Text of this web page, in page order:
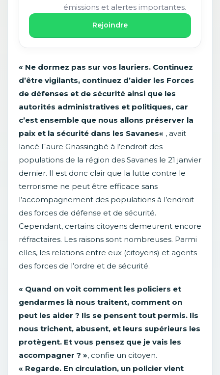
émissions et alertes importantes.
Rejoindre
« Ne dormez pas sur vos lauriers. Continuez
d’être vigilants, continuez d’aider les Forces
de défenses et de sécurité ainsi que les
autorités administratives et politiques, car
c’est ensemble que nous allons préserver la
paix et la sécurité dans les Savanes« , avait
lancé Faure Gnassingbé à l’endroit des
populations de la région des Savanes le 21 janvier
dernier. Il est donc clair que la lutte contre le
terrorisme ne peut être efficace sans
l’accompagnement des populations à l’endroit
des forces de défense et de sécurité.
Cependant, certains citoyens demeurent encore
réfractaires. Les raisons sont nombreuses. Parmi
elles, les relations entre eux (citoyens) et agents
des forces de l’ordre et de sécurité.
« Quand on voit comment les policiers et
gendarmes là nous traitent, comment on
peut les aider ? Ils se pensent tout permis. Ils
nous trichent, abusent, et leurs supérieurs les
protègent. Et vous pensez que je vais les
accompagner ? », confie un citoyen.
« Regarde. En circulation, un policier vient